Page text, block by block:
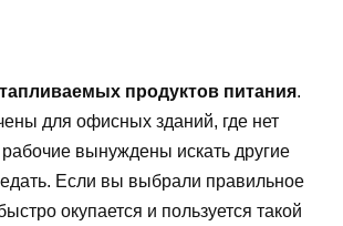
продуктов питания.
для офисных зданий, где нет
вынуждены искать другие
Если вы выбрали правильное
окупается и пользуется такой